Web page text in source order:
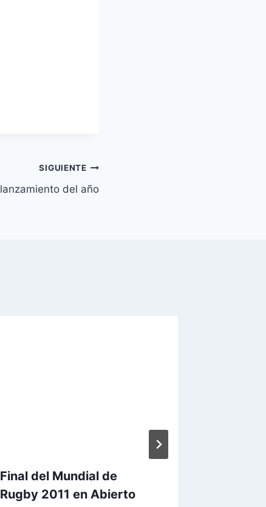
SIGUIENTE
del año
Final del Mundial de
Rugby 2011 en Abierto